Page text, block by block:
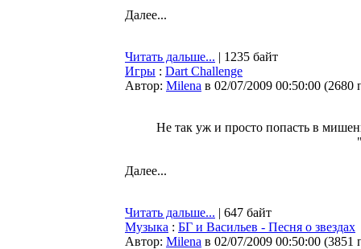
Далее...
Читать дальше... | 1235 байт
Игры : Dart Challenge
Автор: Milena в 02/07/2009 00:50:00 (2680
Не так уж и просто попасть в
Далее...
Читать дальше... | 647 байт
Музыка : БГ и Васильев - Песня о звездах
Автор: Milena в 02/07/2009 00:50:00 (3851